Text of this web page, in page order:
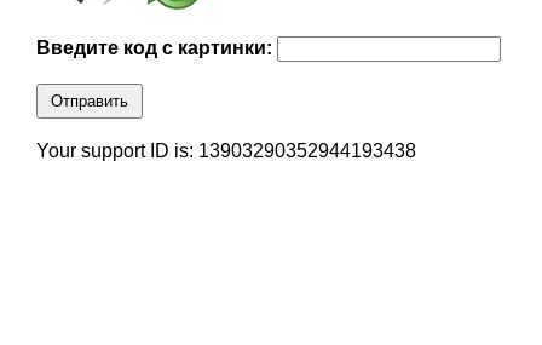
Введите код с картинки:
Отправить
Your support ID is: 13903290352944193438